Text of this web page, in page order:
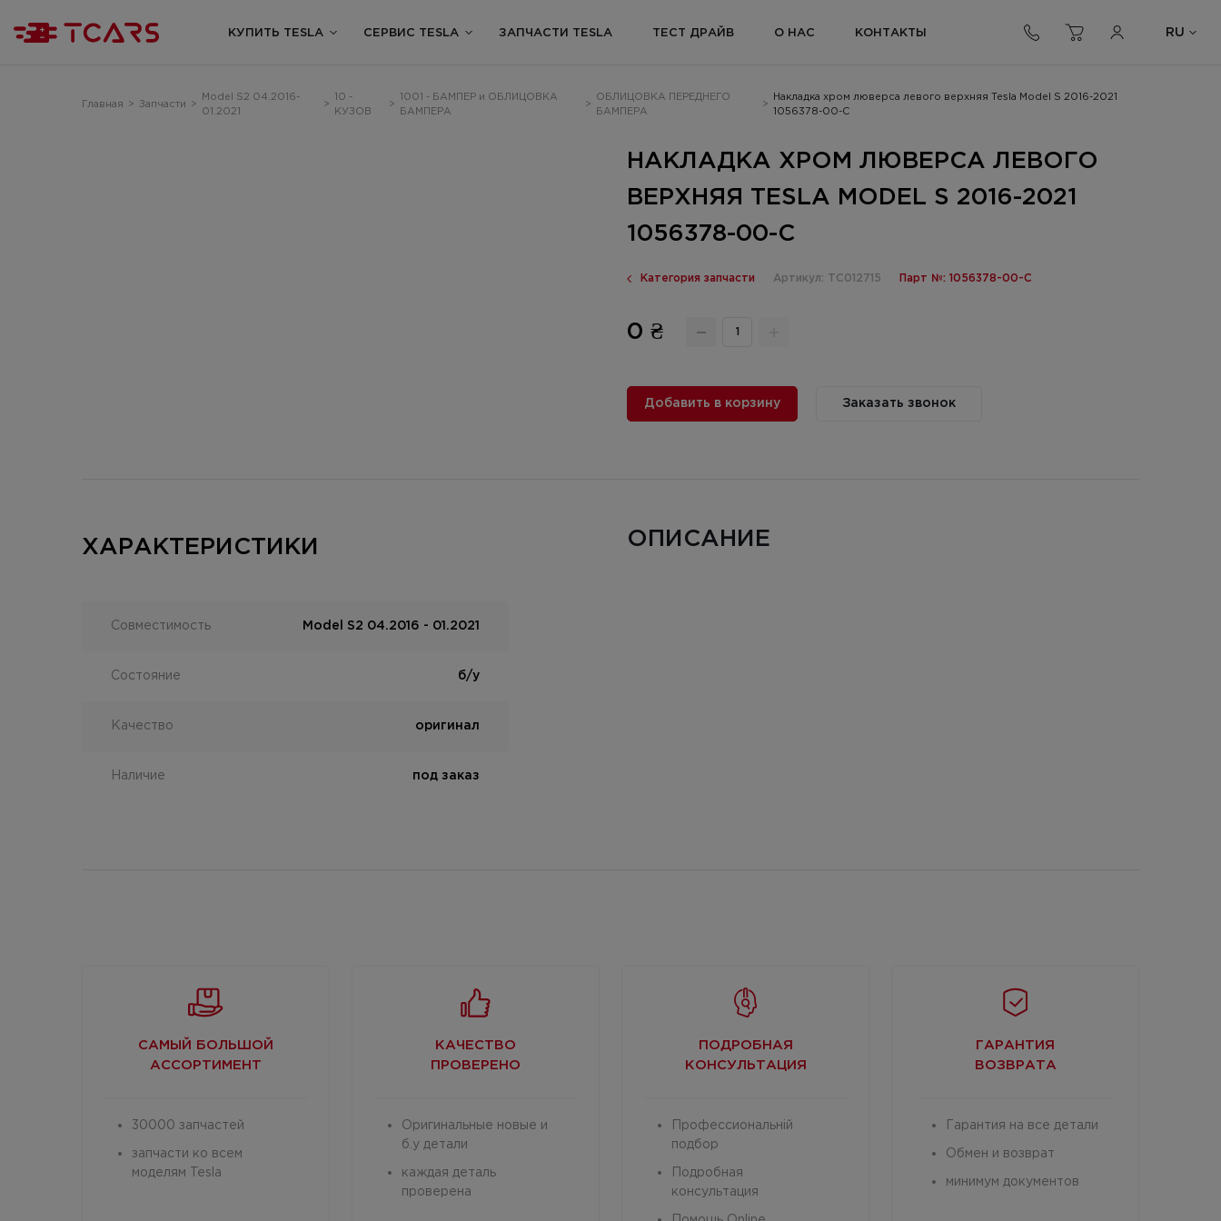
КУПИТЬ TESLA СЕРВИС TESLA ЗАПЧАСТИ TESLA ТЕСТ ДРАЙВ О НАС КОНТАКТЫ RU
Главная > Запчасти >
Model S2 04.2016-
01.2021
>
10 -
КУЗОВ
>
1001 - БАМПЕР и ОБЛИЦОВКА
БАМПЕРА
>
ОБЛИЦОВКА ПЕРЕДНЕГО
БАМПЕРА
>
Накладка хром люверса левого верхняя Tesla Model S 2016-2021
1056378-00-C
НАКЛАДКА ХРОМ ЛЮВЕРСА ЛЕВОГО
ВЕРХНЯЯ TESLA MODEL S 2016-2021
1056378-00-C
Категория запчасти Артикул: TC012715 Парт №: 1056378-00-C
0 ₴
Добавить в корзину Заказать звонок
ХАРАКТЕРИСТИКИ
Совместимость Model S2 04.2016 - 01.2021
Состояние б/у
Качество оригинал
Наличие под заказ
ОПИСАНИЕ
САМЫЙ БОЛЬШОЙ
АССОРТИМЕНТ
30000 запчастей
запчасти ко всем
моделям Tesla
КАЧЕСТВО
ПРОВЕРЕНО
Оригинальные новые и
б.у детали
каждая деталь
проверена
ПОДРОБНАЯ
КОНСУЛЬТАЦИЯ
Профессиональній
подбор
Подробная
консультация
ГАРАНТИЯ
ВОЗВРАТА
Гарантия на все детали
Обмен и возврат
минимум документов